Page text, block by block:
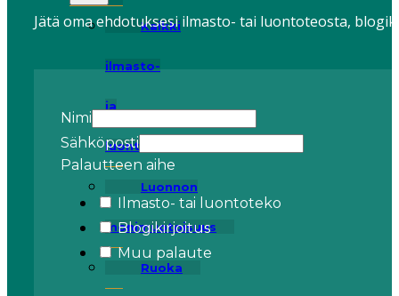
Kaikki
ilmasto-
ja
luontoteot
Luonnon
monimuotoisuus
Ruoka
Jätä oma ehdotuksesi ilmasto- tai luontoteosta,
Nimi
Sähköposti
Palautteen aihe
Ilmasto- tai luontoteko
Blogikirjoitus
Muu palaute